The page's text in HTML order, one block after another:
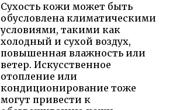
Сухость кожи может быть
обусловлена климатическими
условиями, такими как
холодный и сухой воздух,
повышенная влажность или
ветер. Искусственное
отопление или
кондиционирование тоже
могут привести к